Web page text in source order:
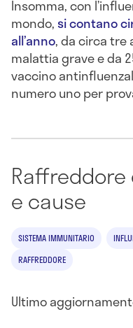
Insomma, con
mondo, si contano
all’anno, da circa tre
malattia grave e da
vaccino
numero uno per
e cause
SISTEMA IMMUNITARIO
RAFFREDDORE
Ultimo